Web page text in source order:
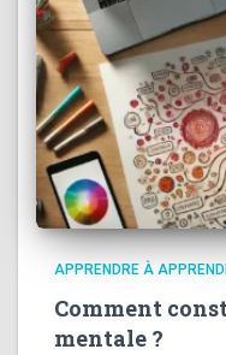
APPRENDRE À
Comment
mentale ?